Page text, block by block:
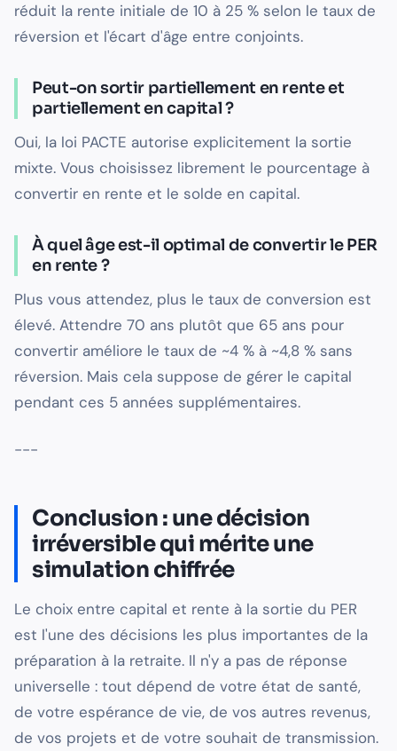
réduit la rente initiale de 10 à 25 % selon le taux de
réversion et l'écart d'âge entre conjoints.
Peut-on sortir partiellement en rente et
partiellement en capital ?
Oui, la loi PACTE autorise explicitement la sortie
mixte. Vous choisissez librement le pourcentage à
convertir en rente et le solde en capital.
À quel âge est-il optimal de convertir le PER
en rente ?
Plus vous attendez, plus le taux de conversion est
élevé. Attendre 70 ans plutôt que 65 ans pour
convertir améliore le taux de ~4 % à ~4,8 % sans
réversion. Mais cela suppose de gérer le capital
pendant ces 5 années supplémentaires.
---
Conclusion : une décision
irréversible qui mérite une
simulation chiffrée
Le choix entre capital et rente à la sortie du PER
est l'une des décisions les plus importantes de la
préparation à la retraite. Il n'y a pas de réponse
universelle : tout dépend de votre état de santé,
de votre espérance de vie, de vos autres revenus,
de vos projets et de votre souhait de transmission.